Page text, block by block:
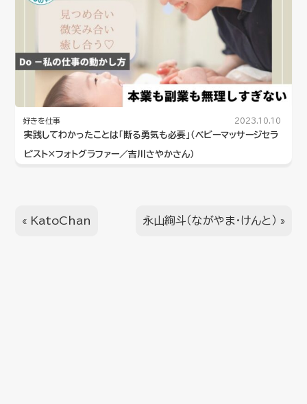
好きを仕事 2023.10.10
実践してわかったことは「断る勇気も必要」（ベビーマッサージセラ
ピスト×フォトグラファー／吉川さやかさん）
« KatoChan 永山絢斗（ながやま・けんと） »